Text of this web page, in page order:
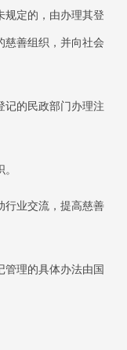
规定的，由办理其登
慈善组织，并向社会
记的民政部门办理注
行业交流，提高慈善
理的具体办法由国